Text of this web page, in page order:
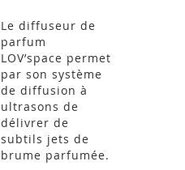
Le diffuseur de
parfum
LOV’space permet
par son système
de diffusion à
ultrasons de
délivrer de
subtils jets de
brume parfumée.